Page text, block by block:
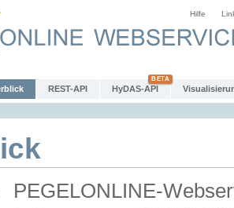
Hilfe
REST-API HyDAS-API